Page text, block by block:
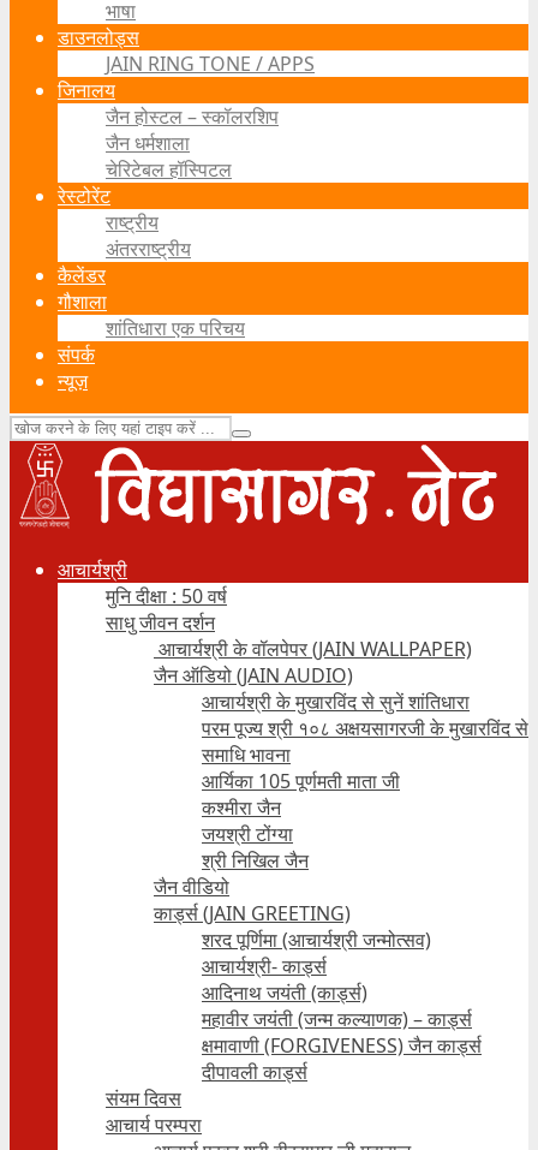
भाषा
डाउनलोड्स
JAIN RING TONE / APPS
जिनालय
जैन होस्टल – स्कॉलरशिप
जैन धर्मशाला
चेरिटेबल हॉस्पिटल
रेस्टोरेंट
राष्ट्रीय
अंतरराष्ट्रीय
कैलेंडर
गौशाला
शांतिधारा एक परिचय
संपर्क
न्यूज़
आचार्यश्री
मुनि दीक्षा : 50 वर्ष
साधु जीवन दर्शन
आचार्यश्री के वॉलपेपर (JAIN WALLPAPER)
जैन ऑडियो (JAIN AUDIO)
आचार्यश्री के मुखारविंद से सुनें शांतिधारा
परम पूज्य श्री १०८ अक्षयसागरजी के मुखारविंद से
समाधि भावना
आर्यिका 105 पूर्णमती माता जी
कश्मीरा जैन
जयश्री टोंग्या
श्री निखिल जैन
जैन वीडियो
कार्ड्स (JAIN GREETING)
शरद पूर्णिमा (आचार्यश्री जन्मोत्सव)
आचार्यश्री- कार्ड्स
आदिनाथ जयंती (कार्ड्स)
महावीर जयंती (जन्म कल्याणक) – कार्ड्स
क्षमावाणी (FORGIVENESS) जैन कार्ड्स
दीपावली कार्ड्स
संयम दिवस
आचार्य परम्परा